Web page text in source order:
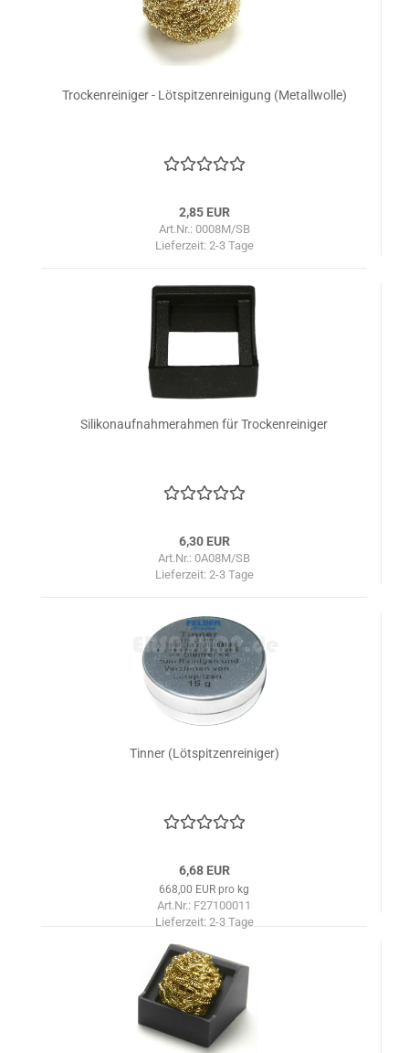
Trockenreiniger - Lötspitzenreinigung (Metallwolle)
2,85 EUR
Art.Nr.: 0008M/SB
Lieferzeit: 2-3 Tage
Silikonaufnahmerahmen für Trockenreiniger
6,30 EUR
Art.Nr.: 0A08M/SB
Lieferzeit: 2-3 Tage
Tinner (Lötspitzenreiniger)
6,68 EUR
668,00 EUR pro kg
Art.Nr.: F27100011
Lieferzeit: 2-3 Tage